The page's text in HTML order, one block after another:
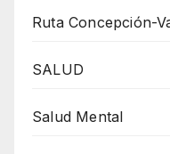
Ruta Concepción-
SALUD
Salud Mental